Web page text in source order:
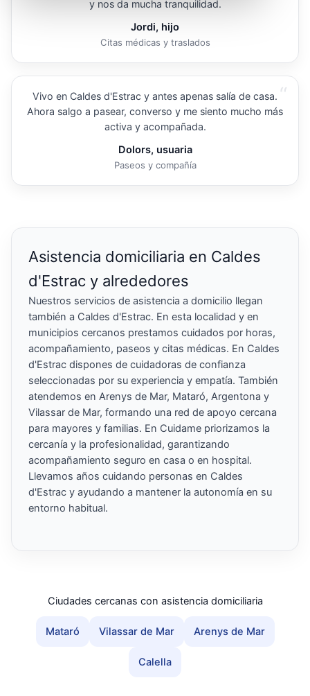
y nos da mucha tranquilidad.
Jordi, hijo
Citas médicas y traslados
“
Vivo en Caldes d'Estrac y antes apenas salía de casa.
Ahora salgo a pasear, converso y me siento mucho más
activa y acompañada.
Dolors, usuaria
Paseos y compañía
Asistencia domiciliaria en Caldes
d'Estrac y alrededores
Nuestros servicios de asistencia a domicilio llegan
también a Caldes d'Estrac. En esta localidad y en
municipios cercanos prestamos cuidados por horas,
acompañamiento, paseos y citas médicas. En Caldes
d'Estrac dispones de cuidadoras de confianza
seleccionadas por su experiencia y empatía. También
atendemos en Arenys de Mar, Mataró, Argentona y
Vilassar de Mar, formando una red de apoyo cercana
para mayores y familias. En Cuidame priorizamos la
cercanía y la profesionalidad, garantizando
acompañamiento seguro en casa o en hospital.
Llevamos años cuidando personas en Caldes
d'Estrac y ayudando a mantener la autonomía en su
entorno habitual.
Ciudades cercanas con asistencia domiciliaria
Mataró Vilassar de Mar Arenys de Mar
Calella